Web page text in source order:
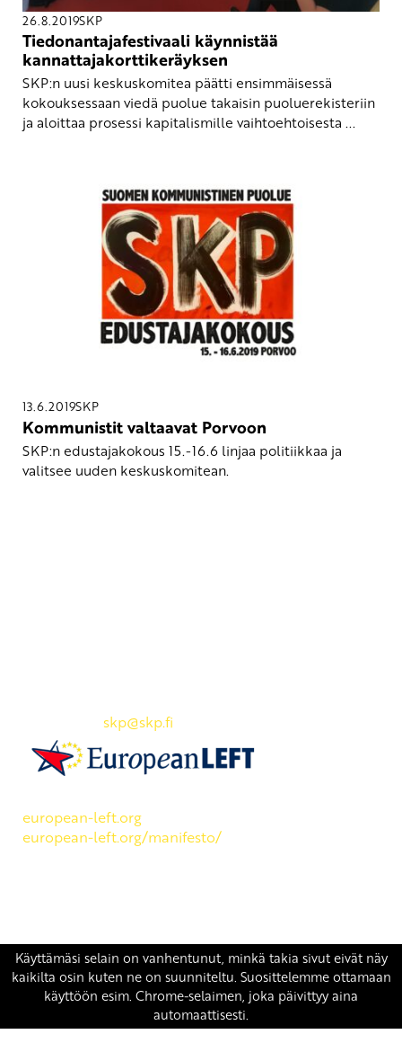
26.8.2019SKP
Tiedonantajafestivaali käynnistää
kannattajakorttikeräyksen
SKP:n uusi keskuskomitea päätti ensimmäisessä
kokouksessaan viedä puolue takaisin puoluerekisteriin
ja aloittaa prosessi kapitalismille vaihtoehtoisesta ...
13.6.2019SKP
Kommunistit valtaavat Porvoon
SKP:n edustajakokous 15.-16.6 linjaa politiikkaa ja
valitsee uuden keskuskomitean.
skp@skp.fi
european-left.org
european-left.org/manifesto/
Copyright 2026 © SKP| Tietosuojaseloste